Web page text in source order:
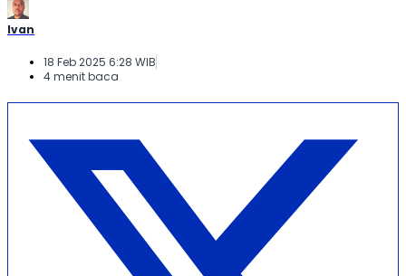
Ivan
18 Feb 2025 6:28 WIB
4 menit baca